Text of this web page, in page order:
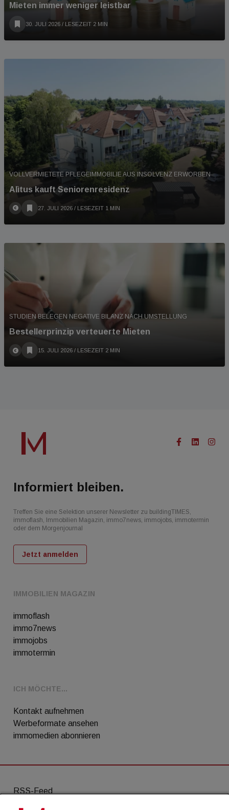
Mieten immer weniger leistbar
30. JULI 2026 / LESEZEIT 2 MIN
VOLLVERMIETETE PFLEGEIMMOBILIE AUS INSOLVENZ ERWORBEN
Alìtus kauft Seniorenresidenz
27. JULI 2026 / LESEZEIT 1 MIN
STUDIEN BELEGEN NEGATIVE BILANZ NACH UMSTELLUNG
Bestellerprinzip verteuerte Mieten
15. JULI 2026 / LESEZEIT 2 MIN
IMMOBILIEN MAGAZIN
immoflash
immo7news
immojobs
immotermin
ICH MÖCHTE...
Kontakt aufnehmen
Werbeformate ansehen
immomedien abonnieren
Informiert bleiben.
Treffen Sie eine Selektion unserer Newsletter zu buildingTIMES,
immoflash, Immobilien Magazin, immo7news, immojobs, immotermin
oder dem Morgenjournal
Jetzt anmelden
RSS-Feed